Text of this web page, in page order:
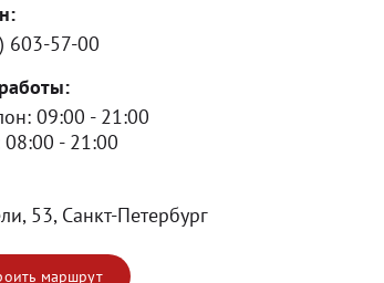
603-57-00
09:00 - 21:00
08:00 - 21:00
53, Санкт-Петербург
маршрут